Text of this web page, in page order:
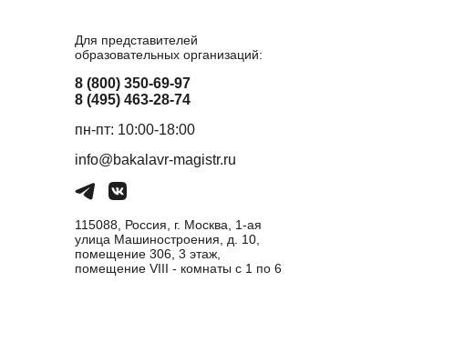
Для представителей
образовательных организаций:
8 (800) 350-69-97
8 (495) 463-28-74
пн-пт: 10:00-18:00
info@bakalavr-magistr.ru
115088, Россия, г. Москва, 1-ая
улица Машиностроения, д. 10,
помещение 306, 3 этаж,
помещение VIII - комнаты с 1 по 6